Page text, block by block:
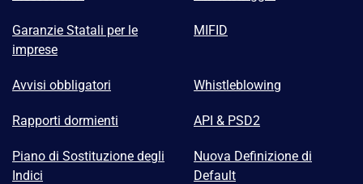
Garanzie Statali per le
imprese
MIFID
Avvisi obbligatori Whistleblowing
Rapporti dormienti API & PSD2
Piano di Sostituzione degli
Indici
Nuova Definizione di
Default